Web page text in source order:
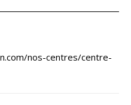
nos-centres/centre-